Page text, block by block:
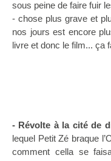
sous peine de faire fuir
- chose plus grave et
nos jours est encore
livre et donc le film... ça
- Révolte à la cité de
lequel Petit Zé braque
comment cella se